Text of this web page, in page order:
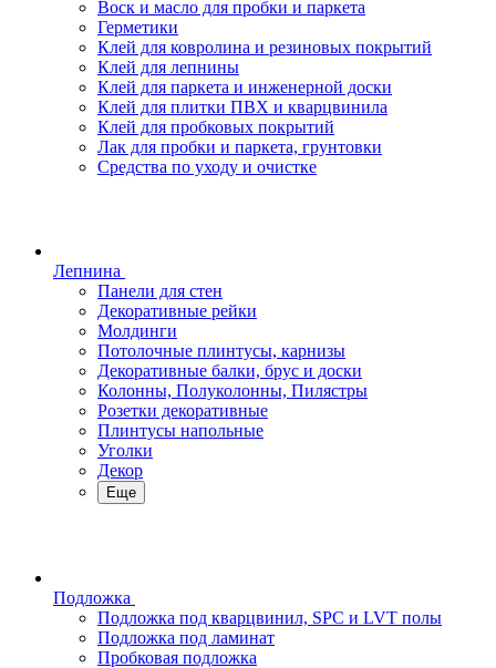
Воск и масло для пробки и паркета
Герметики
Клей для ковролина и резиновых покрытий
Клей для лепнины
Клей для паркета и инженерной доски
Клей для плитки ПВХ и кварцвинила
Клей для пробковых покрытий
Лак для пробки и паркета, грунтовки
Средства по уходу и очистке
Лепнина
Панели для стен
Декоративные рейки
Молдинги
Потолочные плинтусы, карнизы
Декоративные балки, брус и доски
Колонны, Полуколонны, Пилястры
Розетки декоративные
Плинтусы напольные
Уголки
Декор
Еще
Подложка
Подложка под кварцвинил, SPC и LVT полы
Подложка под ламинат
Пробковая подложка